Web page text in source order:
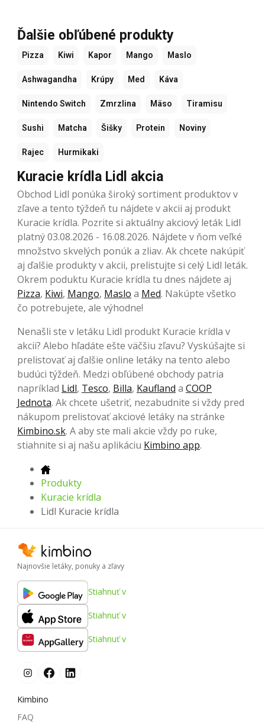
Ďalšie obľúbené produkty
Pizza Kiwi Kapor Mango Maslo
Ashwagandha Krúpy Med Káva
Nintendo Switch Zmrzlina Mäso Tiramisu
Sushi Matcha Šišky Protein Noviny
Rajec Hurmikaki
Kuracie krídla Lidl akcia
Obchod Lidl ponúka široký sortiment produktov v
zľave a tento týždeň tu nájdete v akcii aj produkt
Kuracie krídla. Pozrite si aktuálny akciový leták Lidl
platný 03.08.2026 - 16.08.2026. Nájdete v ňom veľké
množstvo skvelých ponúk a zliav. Ak chcete nakúpiť
aj ďalšie produkty v akcii, prelistujte si celý Lidl leták.
Okrem poduktu Kuracie krídla tu dnes nájdete aj
Pizza, Kiwi, Mango, Maslo a Med. Nakúpte všetko
čo potrebujete, ale výhodne!
Nenašli ste v letáku Lidl produkt Kuracie krídla v
akcii? Alebo hľadáte ešte väčšiu zľavu? Vyskúšajte si
prelistovať aj ďalšie online letáky na tento alebo
budúci týždeň. Medzi obľúbené obchody patria
napríklad Lidl, Tesco, Billa, Kaufland a COOP
Jednota. Ak chcete ušetriť, nezabudnite si vždy pred
nákupom prelistovať akciové letáky na stránke
Kimbino.sk. A aby ste mali akcie vždy po ruke,
stiahnite si aj našu aplikáciu Kimbino app.
Produkty
Kuracie krídla
Lidl Kuracie krídla
Najnovšie letáky, ponuky a zľavy
Stiahnuť v
Stiahnuť v
Stiahnuť v
Kimbino
FAQ